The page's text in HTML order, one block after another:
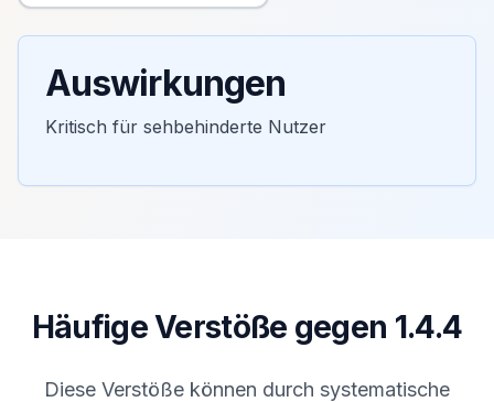
Auswirkungen
Kritisch für sehbehinderte Nutzer
Häufige Verstöße gegen 1.4.4
Diese Verstöße können durch systematische